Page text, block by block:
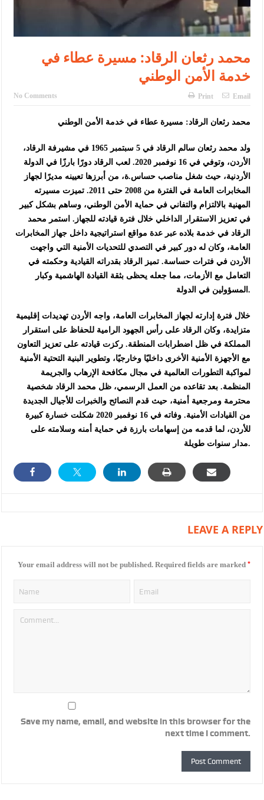
محمد رثعان الرقاد: مسيرة عطاء في
خدمة الأمن الوطني
No Comments Print Email
محمد رثعان الرقاد: مسيرة عطاء في خدمة الأمن الوطني
ولد محمد رثعان سالم الرقاد في 5 سبتمبر 1965 في مشيرفة الرقاد،
الأردن، وتوفي في 16 نوفمبر 2020. لعب الرقاد دورًا بارزًا في الدولة
الأردنية، حيث شغل مناصب حساس.ة، من أبرزها تعيينه مديرًا لجهاز
المخابرات العامة في الفترة من 2008 حتى 2011. تميزت مسيرته
المهنية بالالتزام والتفاني في حماية الأمن الوطني، وساهم بشكل كبير
في تعزيز الاستقرار الداخلي خلال فترة قيادته للجهاز. استمر محمد
الرقاد في خدمة بلاده عبر عدة مواقع استراتيجية داخل جهاز المخابرات
العامة، وكان له دور كبير في التصدي للتحديات الأمنية التي واجهت
الأردن في فترات حساسة. تميز الرقاد بقدراته القيادية وحكمته في
التعامل مع الأزمات، مما جعله يحظى بثقة القيادة الهاشمية وكبار
المسؤولين في الدولة.
خلال فترة إدارته لجهاز المخابرات العامة، واجه الأردن تهديدات إقليمية
متزايدة، وكان الرقاد على رأس الجهود الرامية للحفاظ على استقرار
المملكة في ظل اضطرابات المنطقة. ركزت قيادته على تعزيز التعاون
مع الأجهزة الأمنية الأخرى داخليًا وخارجيًا، وتطوير البنية التحتية الأمنية
لمواكبة التطورات العالمية في مجال مكافحة الإرهاب والجريمة
المنظمة. بعد تقاعده من العمل الرسمي، ظل محمد الرقاد شخصية
محترمة ومرجعية أمنية، حيث قدم النصائح والخبرات للأجيال الجديدة
من القيادات الأمنية. وفاته في 16 نوفمبر 2020 شكلت خسارة كبيرة
للأردن، لما قدمه من إسهامات بارزة في حماية أمنه وسلامته على
مدار سنوات طويلة.
LEAVE A REPLY
Your email address will not be published. Required fields are marked *
Save my name, email, and website in this browser for the
next time I comment.